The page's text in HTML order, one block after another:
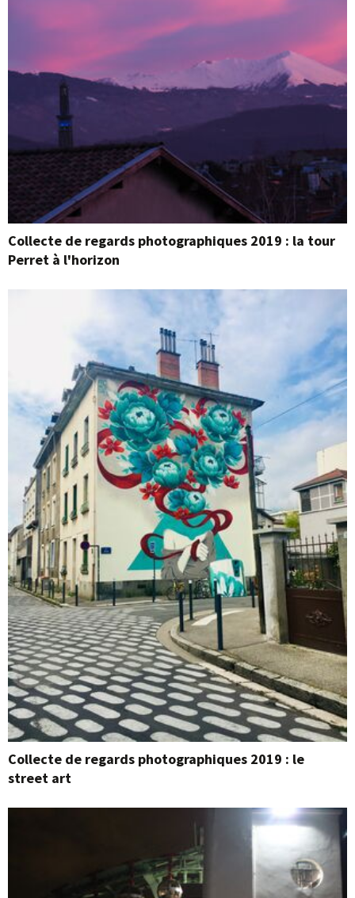
Collecte de regards photographiques 2019 : la tour
Perret à l'horizon
Collecte de regards photographiques 2019 : le
street art